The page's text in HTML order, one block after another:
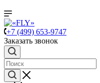
+7 (499) 653-9747
Заказать звонок